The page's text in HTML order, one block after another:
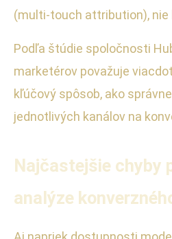
(multi-touch attribution), nie
Podľa štúdie spoločnosti
marketérov považuje
kľúčový spôsob, ako
jednotlivých kanálov na
Najčastejšie chyby
analýze